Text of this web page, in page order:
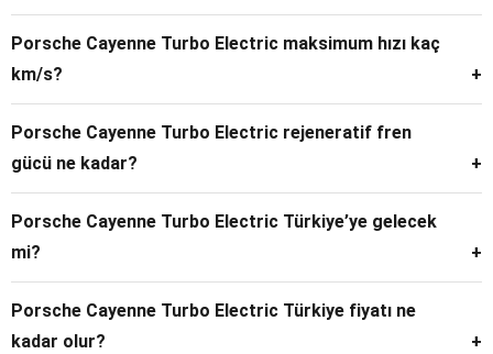
113 kWh yüksek voltajlı lityum-iyon batarya bulunuyor.
Porsche Cayenne Turbo Electric maksimum hızı kaç
km/s?
Cayenne Turbo Electric’in elektronik olarak sınırlandırılmış
azami hızı 260 km/s.
Porsche Cayenne Turbo Electric rejeneratif fren
gücü ne kadar?
Araç, 600 kW’a kadar rejeneratif frenleme yapabiliyor. Günlük
kullanımda frenlemenin yaklaşık ’si mekanik frenlere ihtiyaç
duyulmadan elektrik motorlarıyla sağlanıyor.
Porsche Cayenne Turbo Electric Türkiye’ye gelecek
mi?
Resmî Türkiye satış tarihi henüz açıklanmadı. Ancak
Porsche’nin önceki elektrikli modelleri (Taycan, Macan
Electric) göz önüne alındığında 2026 sonu – 2027 başı
Porsche Cayenne Turbo Electric Türkiye fiyatı ne
kadar olur?